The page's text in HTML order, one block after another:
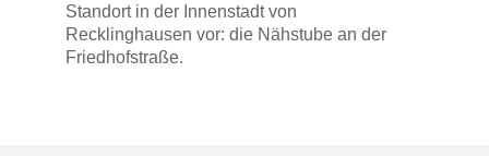
Standort in der Innenstadt von
Recklinghausen vor: die Nähstube an der
Friedhofstraße.